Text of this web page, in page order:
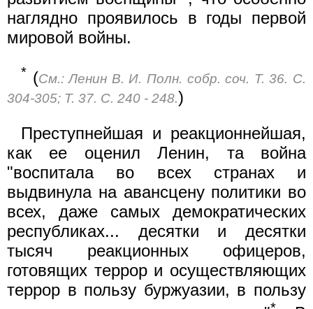
наглядно проявилось в годы первой
мировой войны.
* (См.: Ленин В. И. Полн. собр. соч. Т. 36. С.
304-305; Т. 37. С. 240 - 248.)
Преступнейшая и реакционнейшая,
как ее оценил Ленин, та война
"воспитала во всех странах и
выдвинула на авансцену политики во
всех, даже самых демократических
республиках... десятки и десятки
тысяч реакционных офицеров,
готовящих террор и осуществляющих
террор в пользу буржуазии, в пользу